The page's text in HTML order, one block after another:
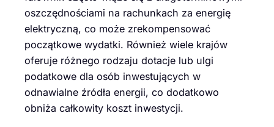
oszczędnościami na rachunkach za energię
elektryczną, co może zrekompensować
początkowe wydatki. Również wiele krajów
oferuje różnego rodzaju dotacje lub ulgi
podatkowe dla osób inwestujących w
odnawialne źródła energii, co dodatkowo
obniża całkowity koszt inwestycji.